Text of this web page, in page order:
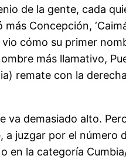
de la gente, cada
Concepción,
vio cómo su primer
más llamativo,
remate con la
va demasiado alto.
juzgar por el número
en la categoría